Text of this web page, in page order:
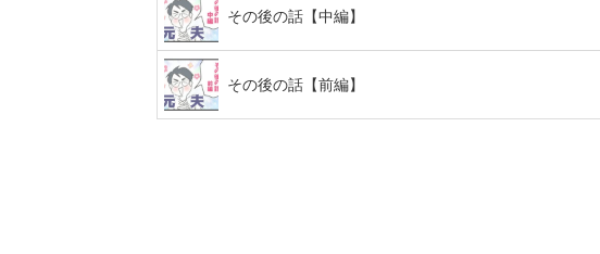
その後の話【中編】
その後の話【前編】